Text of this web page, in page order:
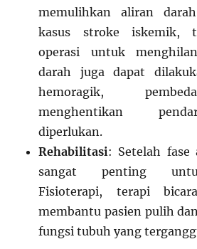
memulihkan aliran
kasus stroke iskemik,
operasi untuk
darah juga dapat
hemoragik,
menghentikan
diperlukan.
Rehabilitasi: Setelah fase
sangat penting
Fisioterapi, terapi
membantu pasien pulih
fungsi tubuh yang